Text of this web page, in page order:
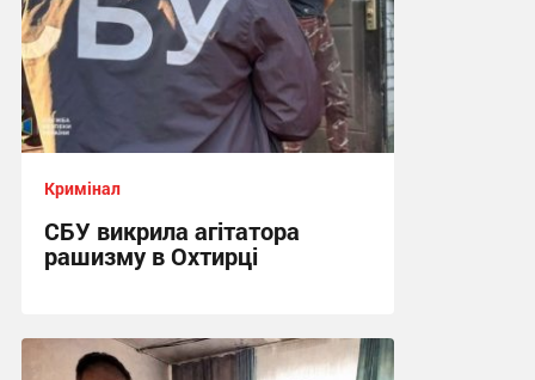
Кримінал
СБУ викрила агітатора
рашизму в Охтирці
13:34, 6.08.2026